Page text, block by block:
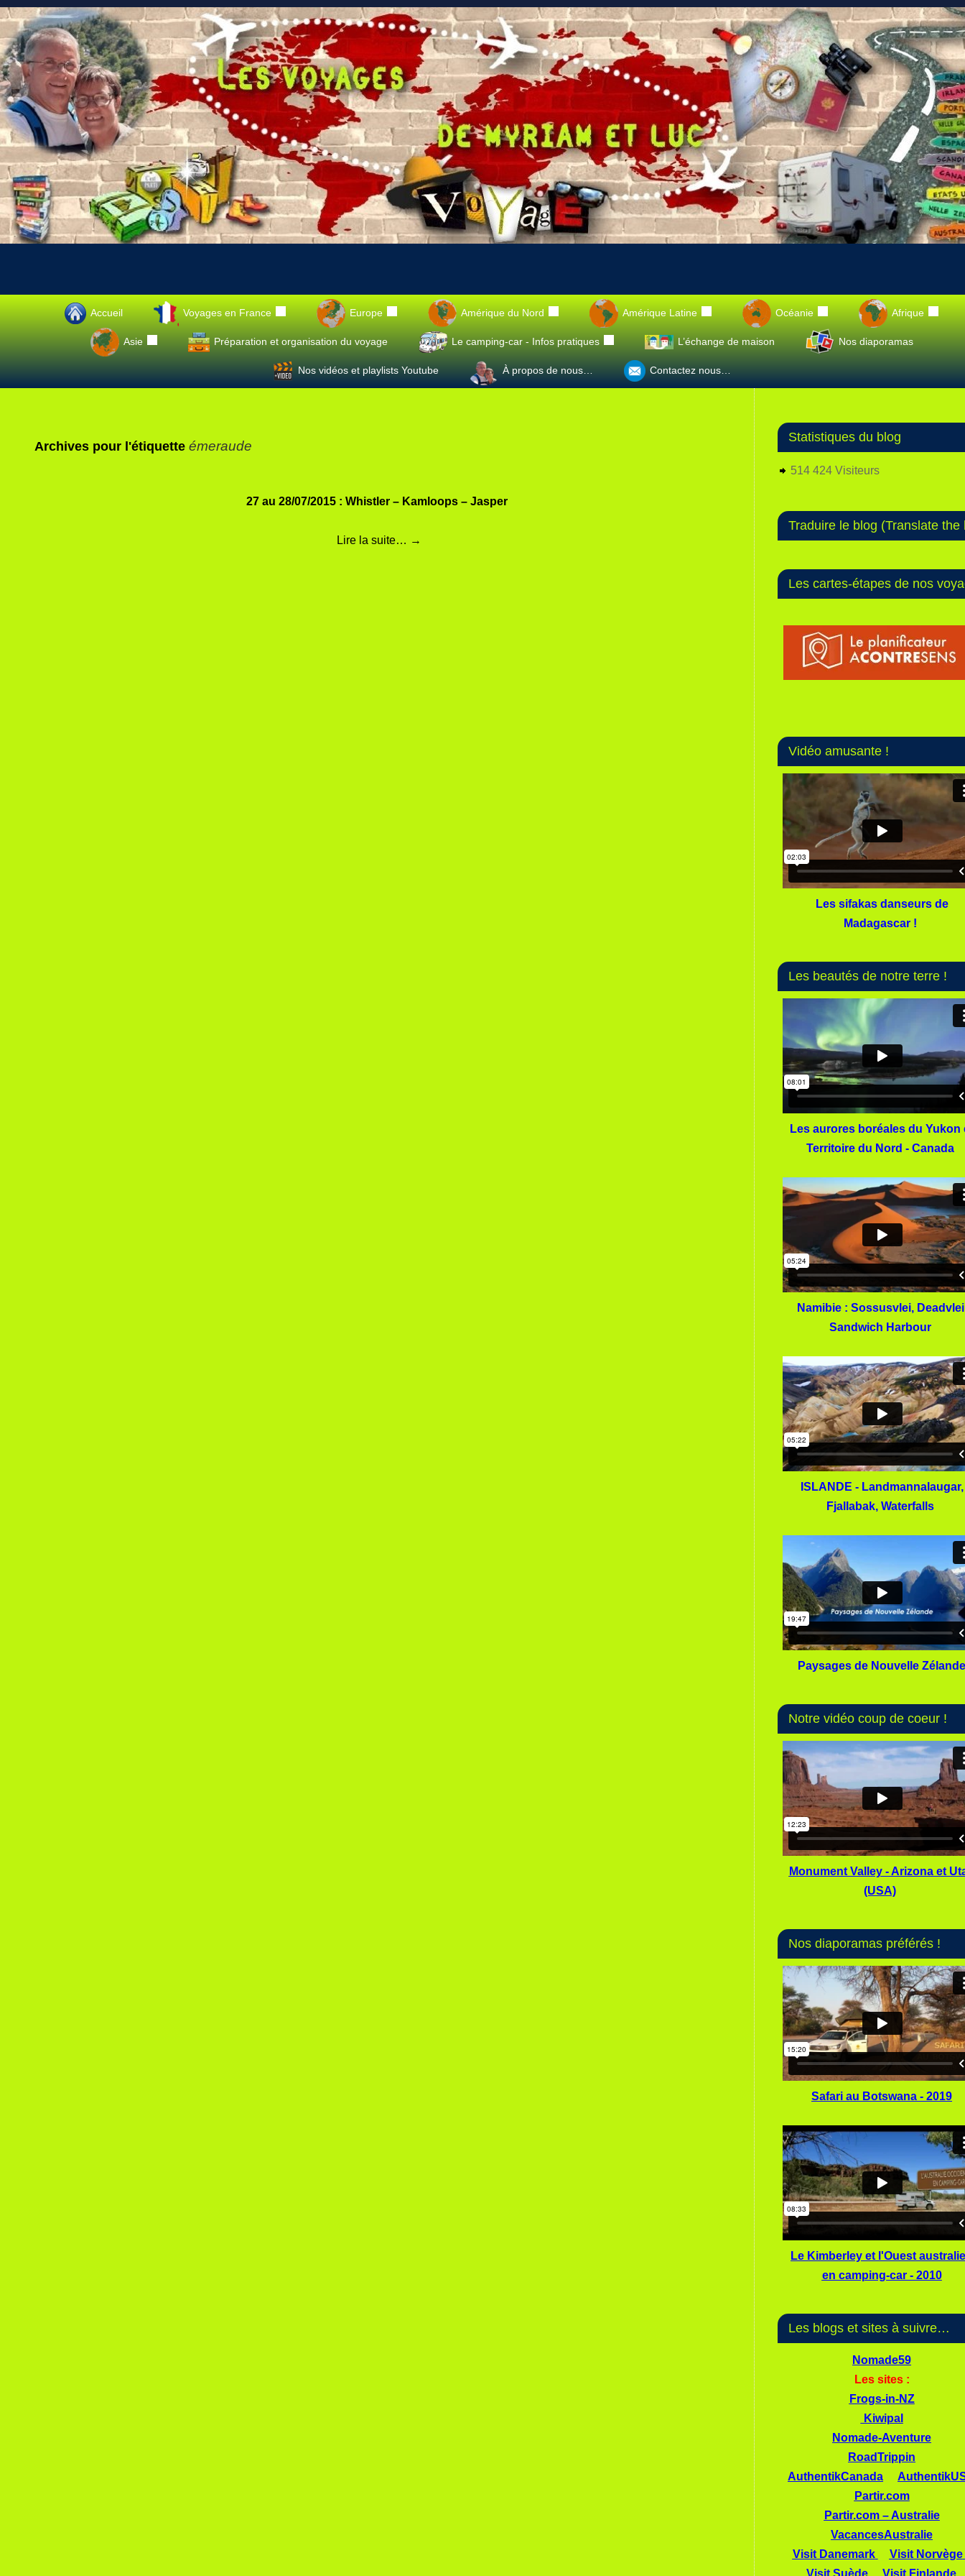
Accueil Voyages en France Europe Amérique du Nord Amérique Latine Océanie Afrique
Asie Préparation et organisation du voyage Le camping-car - Infos pratiques L’échange de maison Nos diaporamas
Nos vidéos et playlists Youtube À propos de nous… Contactez nous…
Archives pour l'étiquette émeraude
27 au 28/07/2015 : Whistler – Kamloops – Jasper
Lire la suite… →
Statistiques du blog
514 424 Visiteurs
Traduire le blog (Translate the
Les cartes-étapes de nos
Vidéo amusante !
Les sifakas danseurs de
Madagascar !
Les beautés de notre terre !
Les aurores boréales du Yukon
Territoire du Nord - Canada
Namibie : Sossusvlei,
Sandwich Harbour
ISLANDE - Landmannalaugar,
Fjallabak, Waterfalls
Paysages de Nouvelle Zélande
Notre vidéo coup de coeur !
Monument Valley - Arizona et
(USA)
Nos diaporamas préférés !
Safari au Botswana - 2019
Le Kimberley et l'Ouest
en camping-car - 2010
Les blogs et sites à suivre…
Nomade59
Les sites :
Frogs-in-NZ
Kiwipal
Nomade-Aventure
RoadTrippin
AuthentikCanada
Partir.com
Partir.com – Australie
VacancesAustralie
Visit Danemark
Visit Norvège
Visit Suède
Visit Finlande